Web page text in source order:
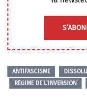
ANTIFASCISME
RÉGIME DE L'INVERSION